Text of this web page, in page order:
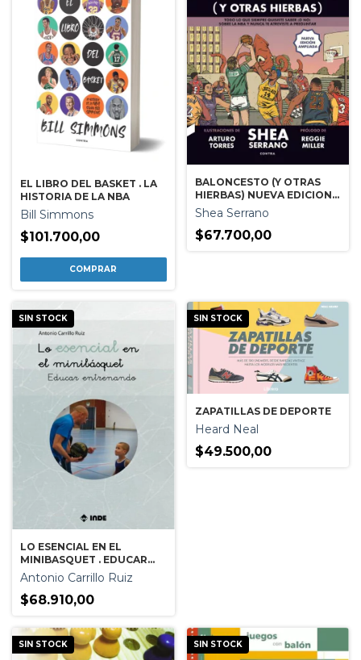
EL LIBRO DEL BASKET . LA
HISTORIA DE LA NBA
Bill Simmons
$101.700,00
BALONCESTO (Y OTRAS
HIERBAS) NUEVA EDICION
AMPLIADA
Shea Serrano
$67.700,00
SIN STOCK
LO ESENCIAL EN EL
MINIBASQUET . EDUCAR
ENTRENANDO
Antonio Carrillo Ruiz
$68.910,00
SIN STOCK
ZAPATILLAS DE DEPORTE
Heard Neal
$49.500,00
SIN STOCK SIN STOCK